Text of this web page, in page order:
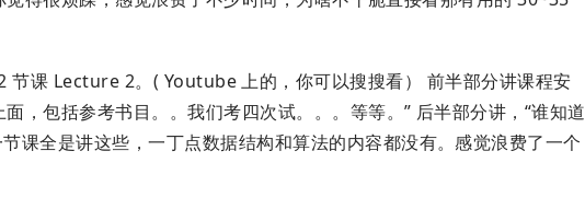
节课 Lecture 2。( Youtube 上的，你可以搜搜看） 前半部分讲课程安
，包括参考书目。。我们考四次试。。。等等。” 后半部分讲，“谁知道
课全是讲这些，一丁点数据结构和算法的内容都没有。感觉浪费了一个